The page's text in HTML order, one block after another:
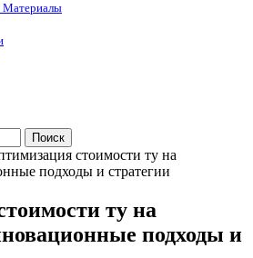
Материалы
Поиск
стоимости ту на
подходы и стратегии
ту на
подходы и